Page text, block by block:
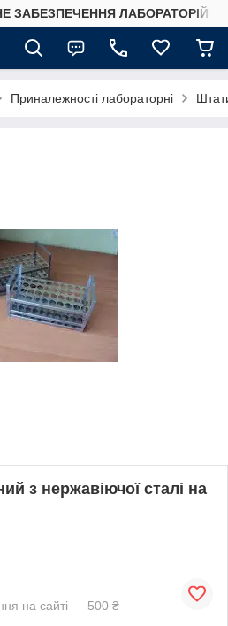
ЗАБЕЗПЕЧЕННЯ ЛАБОРАТОРІЙ
Приналежності лабораторні
з нержавіючої сталі на
на сайті — 500 ₴